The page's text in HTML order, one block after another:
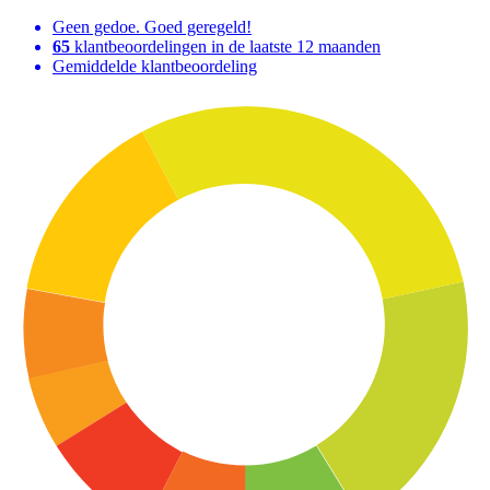
Geen gedoe. Goed geregeld!
65 klantbeoordelingen in de laatste 12 maanden
Gemiddelde klantbeoordeling